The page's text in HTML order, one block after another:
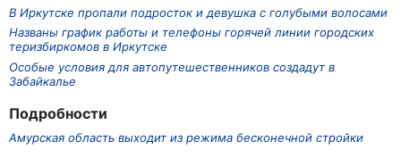
В Иркутске пропали подросток и девушка с голубыми волосами
Названы график работы и телефоны горячей линии городских
теризбиркомов в Иркутске
Особые условия для автопутешественников создадут в
Забайкалье
Подробности
Амурская область выходит из режима бесконечной стройки